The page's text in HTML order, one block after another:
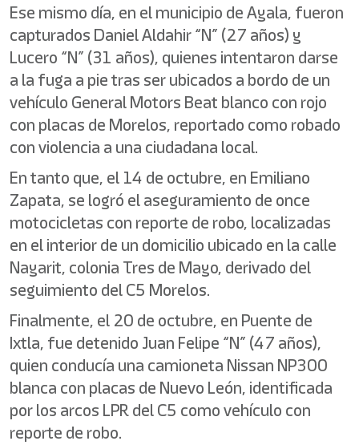
Ese mismo día, en el municipio de Ayala, fueron
capturados Daniel Aldahir “N” (27 años) y
Lucero “N” (31 años), quienes intentaron darse
a la fuga a pie tras ser ubicados a bordo de un
vehículo General Motors Beat blanco con rojo
con placas de Morelos, reportado como robado
con violencia a una ciudadana local.
En tanto que, el 14 de octubre, en Emiliano
Zapata, se logró el aseguramiento de once
motocicletas con reporte de robo, localizadas
en el interior de un domicilio ubicado en la calle
Nayarit, colonia Tres de Mayo, derivado del
seguimiento del C5 Morelos.
Finalmente, el 20 de octubre, en Puente de
Ixtla, fue detenido Juan Felipe “N” (47 años),
quien conducía una camioneta Nissan NP300
blanca con placas de Nuevo León, identificada
por los arcos LPR del C5 como vehículo con
reporte de robo.